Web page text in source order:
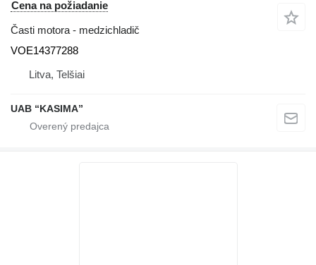
Cena na požiadanie
Časti motora - medzichladič
VOE14377288
Litva, Telšiai
UAB “KASIMA”